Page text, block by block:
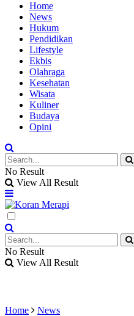
Home
News
Hukum
Pendidikan
Lifestyle
Ekbis
Olahraga
Kesehatan
Wisata
Kuliner
Budaya
Opini
No Result
View All Result
No Result
View All Result
Home News